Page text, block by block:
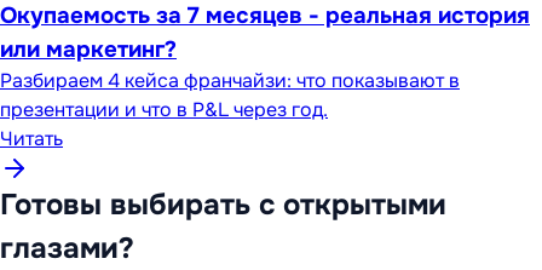
Окупаемость за 7 месяцев - реальная история
или маркетинг?
Разбираем 4 кейса франчайзи: что показывают в
презентации и что в P&L через год.
Читать
Готовы выбирать с открытыми
глазами?